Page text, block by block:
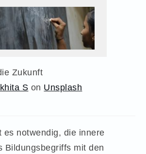
Zukunft
S on Unsplash
es notwendig, die innere
Bildungsbegriffs mit den